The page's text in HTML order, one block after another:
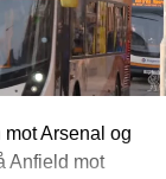
Arsenal og
Anfield mot